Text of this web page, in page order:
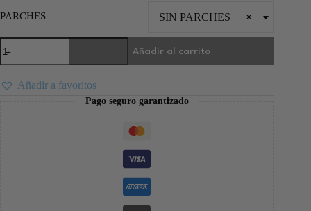
PARCHES ×
SIN PARCHES
Añadir al carrito
Añadir a favoritos
Pago seguro garantizado